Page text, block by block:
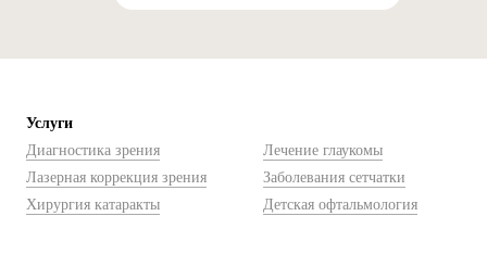
Услуги
Диагностика зрения
Лазерная коррекция зрения
Хирургия катаракты
Лечение глаукомы
Заболевания сетчатки
Детская офтальмология